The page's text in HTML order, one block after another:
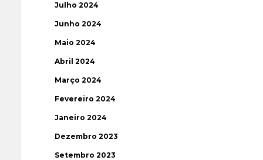
Julho 2024
Junho 2024
Maio 2024
Abril 2024
Março 2024
Fevereiro 2024
Janeiro 2024
Dezembro 2023
Setembro 2023